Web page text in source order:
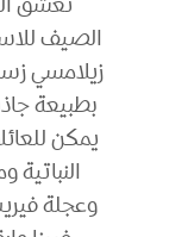
الصيف
زيلامسي
بطبيعة
يمكن
وعجلة